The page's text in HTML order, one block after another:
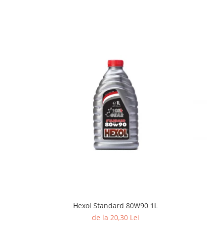
Hexol Standard 80W90 1L
de la 20,30 Lei